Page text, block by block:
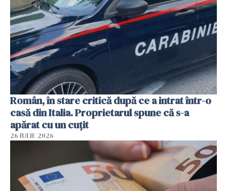
Român, în stare critică după ce a intrat într-o
casă din Italia. Proprietarul spune că s-a
apărat cu un cuțit
26 IULIE 2026